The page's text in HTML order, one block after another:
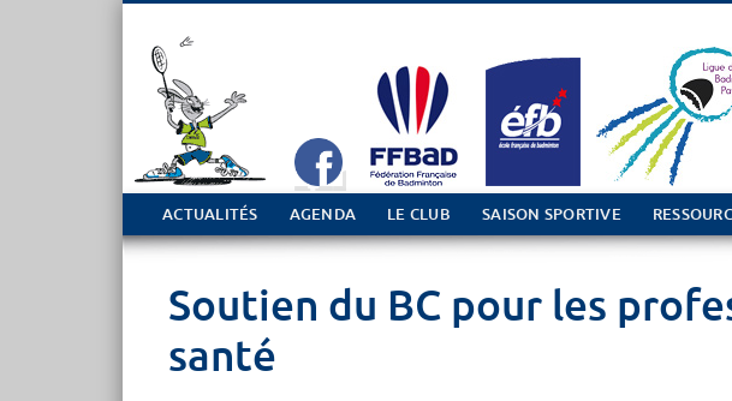
Tout sur le club de Badminton à Casson
ACTUALITÉS AGENDA LE CLUB SAISON SPORTIVE
Soutien du BC pour les
santé